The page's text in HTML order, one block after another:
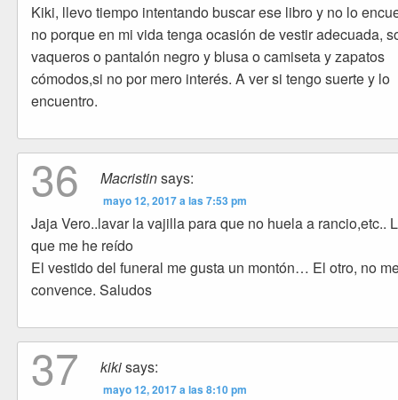
Kiki, llevo tiempo intentando buscar ese libro y no lo
no porque en mi vida tenga ocasión de vestir adecuada,
vaqueros o pantalón negro y blusa o camiseta y zapatos
cómodos,si no por mero interés. A ver si tengo suerte y lo
encuentro.
36 Macristinsays:
mayo 12, 2017 a las 7:53 pm
Jaja Vero..lavar la vajilla para que no huela a rancio,etc..
que me he reído
El vestido del funeral me gusta un montón… El otro, no
convence. Saludos
37 kikisays:
mayo 12, 2017 a las 8:10 pm